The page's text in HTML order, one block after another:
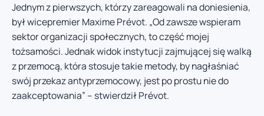
Jednym z pierwszych, którzy zareagowali na doniesienia,
był wicepremier Maxime Prévot. „Od zawsze wspieram
sektor organizacji społecznych, to część mojej
tożsamości. Jednak widok instytucji zajmującej się walką
z przemocą, która stosuje takie metody, by nagłaśniać
swój przekaz antyprzemocowy, jest po prostu nie do
zaakceptowania” – stwierdził Prévot.